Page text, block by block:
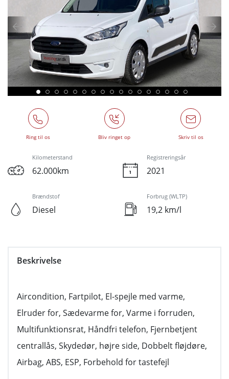
Ring til os Bliv ringet op Skriv til os
Kilometerstand
62.000km
Registreringsår
2021
Brændstof
Diesel
Forbrug (WLTP)
19,2 km/l
Beskrivelse
Aircondition, Fartpilot, El-spejle med varme,
Elruder for, Sædevarme for, Varme i forruden,
Multifunktionsrat, Håndfri telefon, Fjernbetjent
centrallås, Skydedør, højre side, Dobbelt fløjdøre,